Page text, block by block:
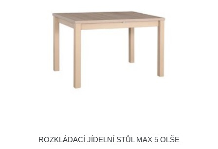
ROZKLÁDACÍ JÍDELNÍ STŮL MAX 5 OLŠE